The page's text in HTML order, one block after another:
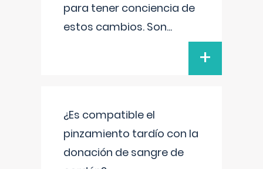
para tener conciencia de
estos cambios. Son...
+
¿Es compatible el
pinzamiento tardío con la
donación de sangre de